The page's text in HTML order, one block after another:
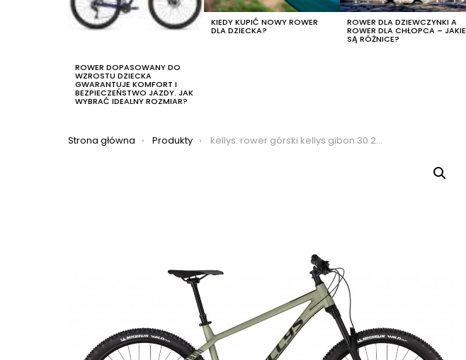
ROWER DOPASOWANY DO
WZROSTU DZIECKA
GWARANTUJE KOMFORT I
BEZPIECZEŃSTWO JAZDY. JAK
WYBRAĆ IDEALNY ROZMIAR?
KIEDY KUPIĆ NOWY ROWER
DLA DZIECKA?
ROWER DLA DZIEWCZYNKI A
ROWER DLA CHŁOPCA – JAKIE
SĄ RÓŻNICE?
Jesteś tutaj:
Strona główna Produkty kellys: rower górski kellys gibon 30 29 2021, kolor zielony-czarny, rozmiar l, rozmiar koła 29″